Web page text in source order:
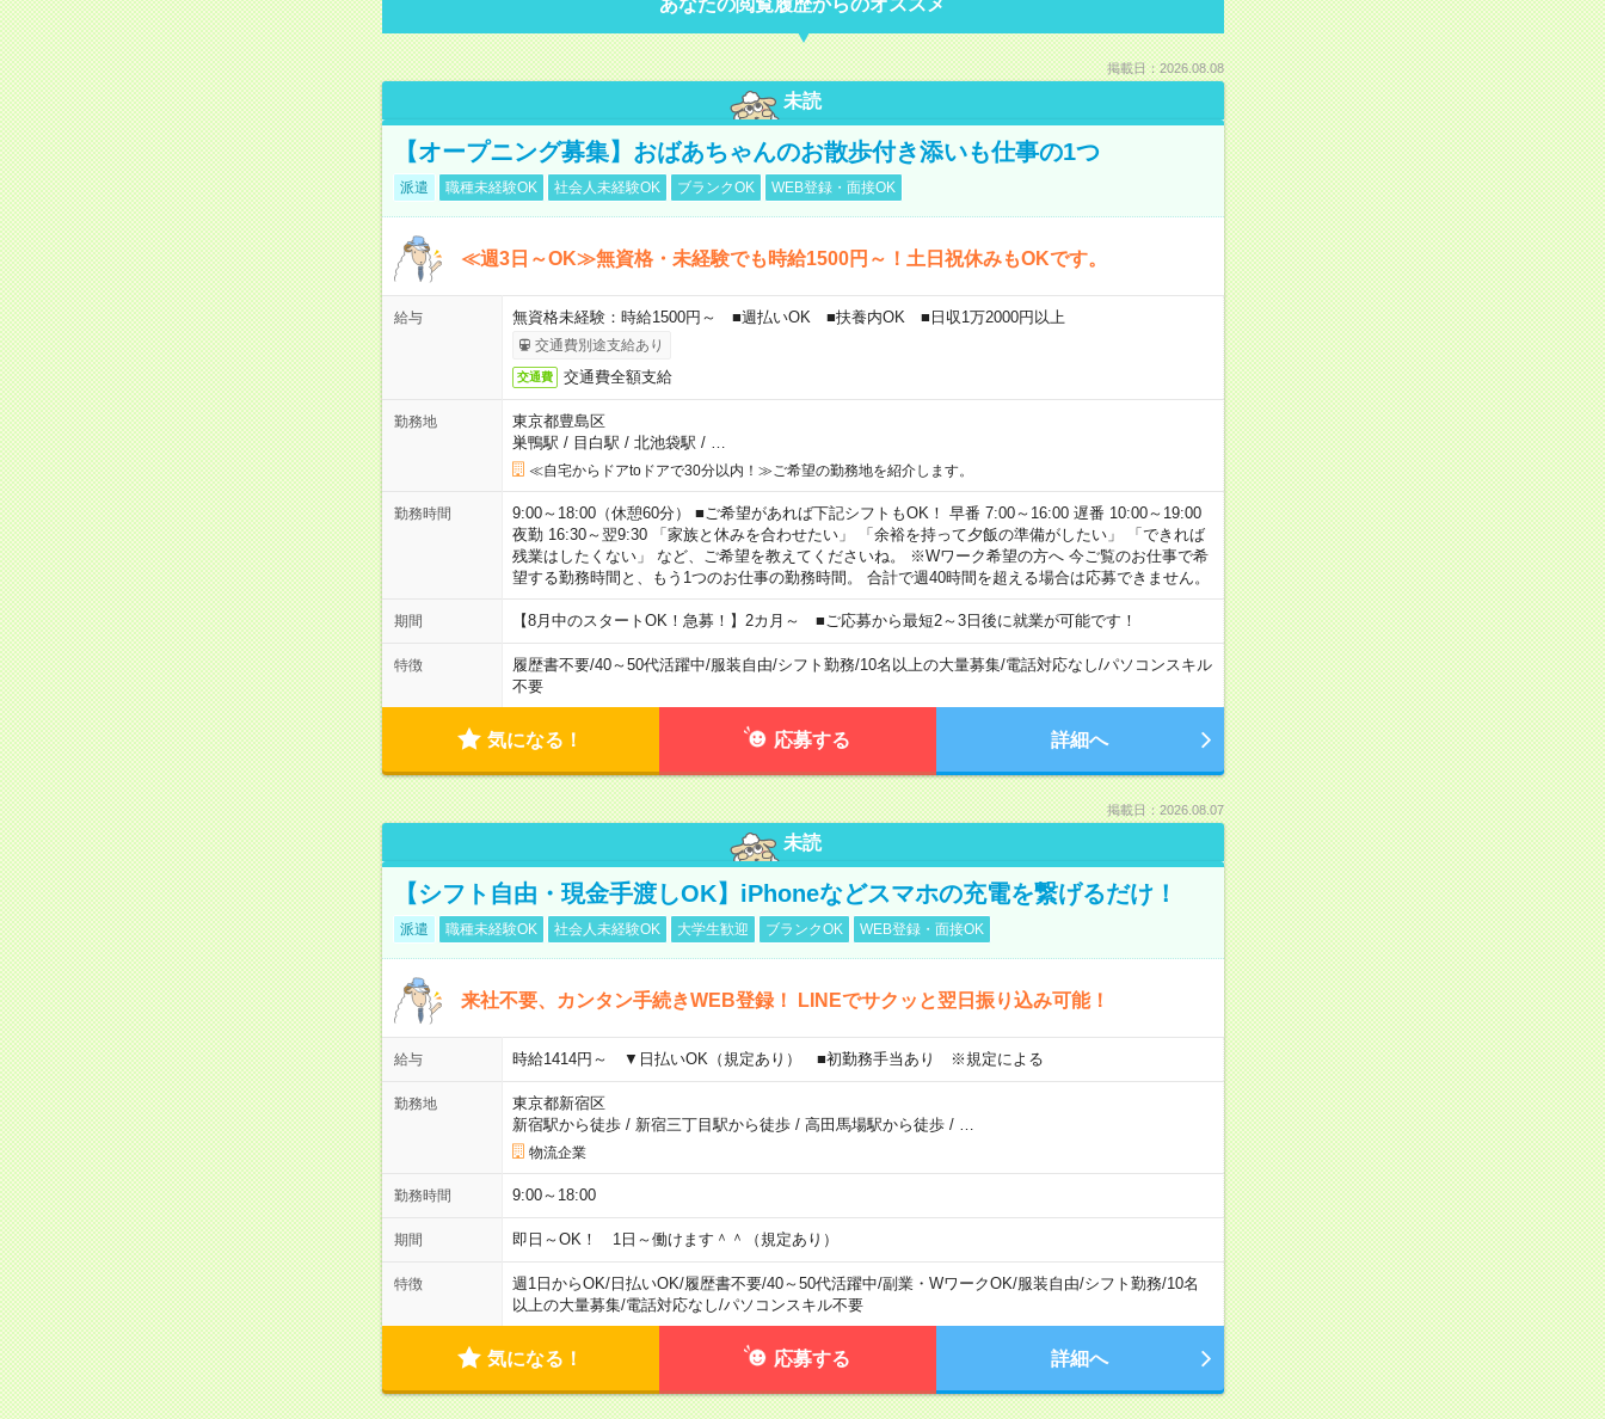
掲載日：2026.08.08
未読
【オープニング募集】おばあちゃんのお散歩付き添いも仕事の1つ
派遣 職種未経験OK 社会人未経験OK ブランクOK WEB登録・面接OK
≪週3日～OK≫無資格・未経験でも時給1500円～！土日祝休みもOKです。
給与 無資格未経験：時給1500円～ ■週払いOK ■扶養内OK ■日収1万2000円以上
交通費別途支給あり
交通費 交通費全額支給
勤務地
東京都豊島区
巣鴨駅 / 目白駅 / 北池袋駅 /
≪自宅からドアtoドアで30分以内！≫ご希望の勤務地を紹介します。
勤務時間
9:00～18:00（休憩60分） ■ご希望があれば下記シフトもOK！ 早番 7:00～16:00 遅番 10:00～19:00
夜勤 16:30～翌9:30 「家族と休みを合わせたい」 「余裕を持って夕飯の準備がしたい」 「できれば
残業はしたくない」 など、ご希望を教えてくださいね。 ※Wワーク希望の方へ 今ご覧のお仕事で希
望する勤務時間と、もう1つのお仕事の勤務時間。 合計で週40時間を超える場合は応募できません。
期間 【8月中のスタートOK！急募！】2カ月～ ■ご応募から最短2～3日後に就業が可能です！
特徴 履歴書不要/40～50代活躍中/服装自由/シフト勤務/10名以上の大量募集/電話対応なし/パソコンスキル
不要
気になる！ 応募する 詳細へ
掲載日：2026.08.07
未読
【シフト自由・現金手渡しOK】iPhoneなどスマホの充電を繋げるだけ！
派遣 職種未経験OK 社会人未経験OK 大学生歓迎 ブランクOK WEB登録・面接OK
来社不要、カンタン手続きWEB登録！ LINEでサクッと翌日振り込み可能！
給与 時給1414円～ ▼日払いOK（規定あり） ■初勤務手当あり ※規定による
勤務地
東京都新宿区
新宿駅から徒歩/ 新宿三丁目駅から徒歩/ 高田馬場駅から徒歩/
物流企業
勤務時間 9:00～18:00
期間 即日～OK！ 1日～働けます＾＾（規定あり）
特徴 週1日からOK/日払いOK/履歴書不要/40～50代活躍中/副業・WワークOK/服装自由/シフト勤務/10名
以上の大量募集/電話対応なし/パソコンスキル不要
気になる！ 応募する 詳細へ